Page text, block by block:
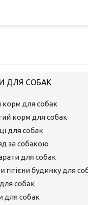
ДЛЯ СОБАК
корм для собак
корм для собак
для собак
за собакою
для собак
гігієни будинку для
собак
для собак